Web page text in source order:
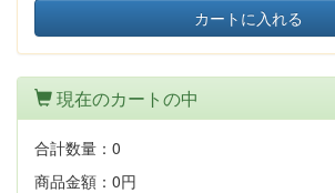
カートに入れる
現在のカートの中
合計数量： 0
商品金額： 0円